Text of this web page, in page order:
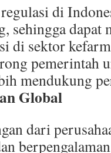
regulasi di
sehingga dapat
di sektor
pemerintah
mendukung
Global
dari